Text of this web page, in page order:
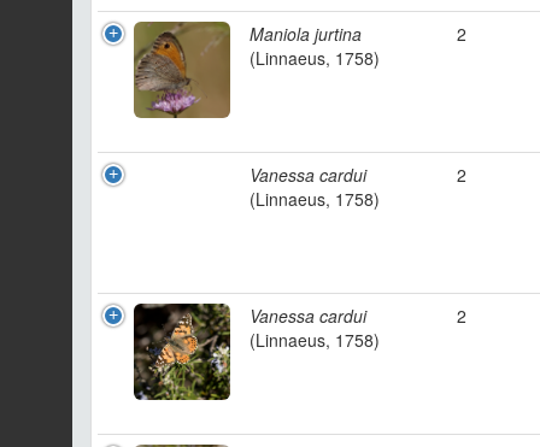
Maniola jurtina
(Linnaeus, 1758)
2
Vanessa cardui
(Linnaeus, 1758)
2
Vanessa cardui
(Linnaeus, 1758)
2